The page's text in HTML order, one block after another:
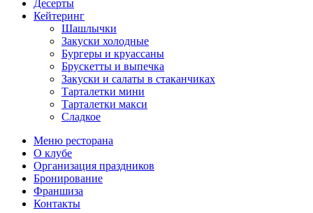
Десерты
Кейтеринг
Шашлычки
Закуски холодные
Бургеры и круассаны
Брускетты и выпечка
Закуски и салаты в стаканчиках
Тарталетки мини
Тарталетки макси
Сладкое
Меню ресторана
О клубе
Организация праздников
Бронирование
Франшиза
Контакты